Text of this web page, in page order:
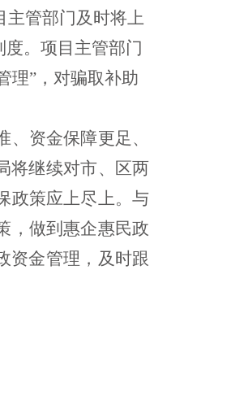
主管部门及时将上
。 项目主管部门
理”，对骗取补助
资金保障更足、
将继续对市、区两
政策应上尽上。与
，做到惠企惠民政
资金管理， 及时跟